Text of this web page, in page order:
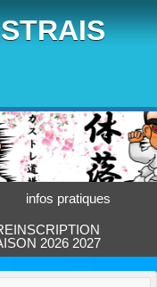
infos pratiques
2026 2027